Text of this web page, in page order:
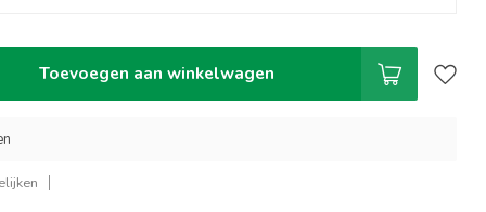
Toevoegen aan winkelwagen